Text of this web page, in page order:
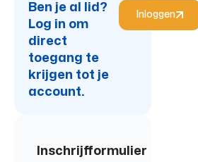
Ben je al lid?
Log in om
direct
toegang te
krijgen tot je
account.
Inloggen
Inschrijfformulier